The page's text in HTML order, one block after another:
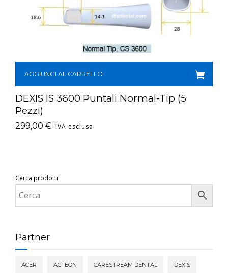
AGGIUNGI AL CARRELLO
DEXIS IS 3600 Puntali Normal-Tip (5
Pezzi)
299,00 € IVA esclusa
Cerca prodotti
Partner
ACER ACTEON CARESTREAM DENTAL DEXIS